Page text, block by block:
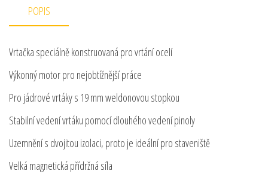
POPIS
Vrtačka speciálně konstruovaná pro vrtání ocelí
Výkonný motor pro nejobtížnější práce
Pro jádrové vrtáky s 19 mm weldonovou stopkou
Stabilní vedení vrtáku pomocí dlouhého vedení pinoly
Uzemnění s dvojitou izolaci, proto je ideální pro staveniště
Velká magnetická přídržná síla